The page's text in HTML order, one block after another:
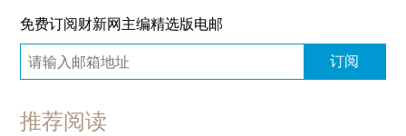
免费订阅财新网主编精选版电邮
订阅
推荐阅读